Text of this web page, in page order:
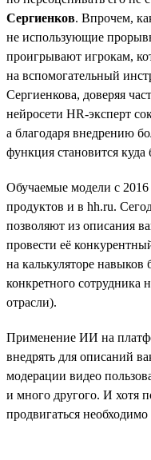
Сергиенков. Впрочем,
не использующие
проигрывают игрокам,
на вспомогательный
Сергиенкова, доверяя
нейросети HR-эксперт
а благодаря внедрению
функция становится куда
Обучаемые модели с 2016
продуктов и в hh.ru.
позволяют из описания
провести её
на калькуляторе навыков
конкретного сотрудника
отрасли).
Применение ИИ на
внедрять для описаний
модерации видео
и много другого. И хотя
продвигаться